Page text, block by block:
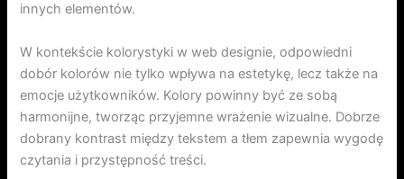
innych elementów.
W kontekście kolorystyki w web designie, odpowiedni
dobór kolorów nie tylko wpływa na estetykę, lecz także na
emocje użytkowników. Kolory powinny być ze sobą
harmonijne, tworząc przyjemne wrażenie wizualne. Dobrze
dobrany kontrast między tekstem a tłem zapewnia wygodę
czytania i przystępność treści.